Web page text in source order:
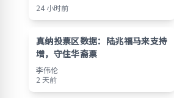
24 小时前
真纳投票区数据：陆兆福马来支持
增，守住华裔票
李伟伦
2 天前